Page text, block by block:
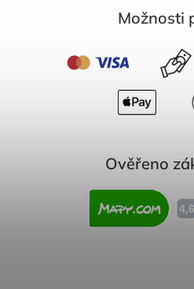
Možnosti
Ověřeno